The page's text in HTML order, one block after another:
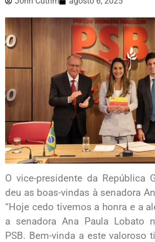
O vice-presidente da República
deu as boas-vindas à senadora
“Hoje cedo tivemos a honra e a
a senadora Ana Paula Lobato
PSB. Bem-vinda a este valoroso